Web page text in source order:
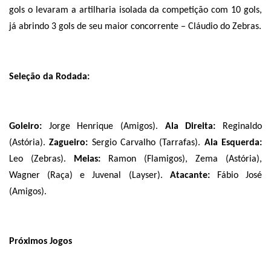
gols o levaram a artilharia isolada da competição com 10 gols,
já abrindo 3 gols de seu maior concorrente – Cláudio do Zebras.
Seleção da Rodada:
Goleiro: Jorge Henrique (Amigos). Ala Direita:
Reginaldo
(Astória). Zagueiro: Sergio Carvalho (Tarrafas). Ala Esquerda:
Leo (Zebras). Meias:
Ramon (Flamigos), Zema (Astória),
Wagner (Raça) e Juvenal (Layser). Atacante:
Fábio José
(Amigos).
Próximos Jogos